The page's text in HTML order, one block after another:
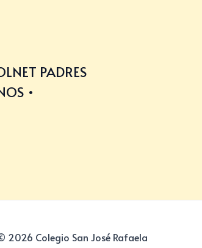
PADRES
2026 Colegio San José Rafaela